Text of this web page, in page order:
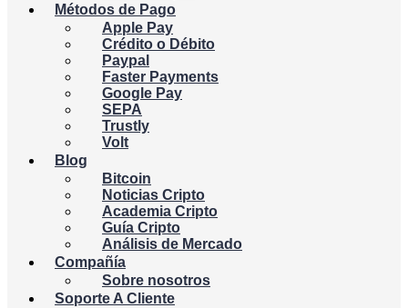
Métodos de Pago
Apple Pay
Crédito o Débito
Paypal
Faster Payments
Google Pay
SEPA
Trustly
Volt
Blog
Bitcoin
Noticias Cripto
Academia Cripto
Guía Cripto
Análisis de Mercado
Compañía
Sobre nosotros
Soporte A Cliente